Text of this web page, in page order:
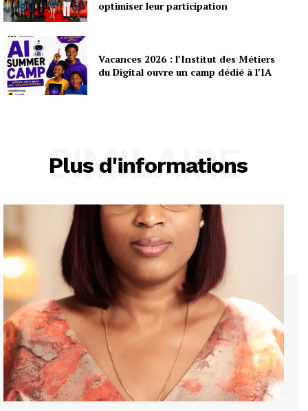
optimiser leur participation
Vacances 2026 : l’Institut des Métiers
du Digital ouvre un camp dédié à l’IA
Plus d'informations
SIMILAIRE